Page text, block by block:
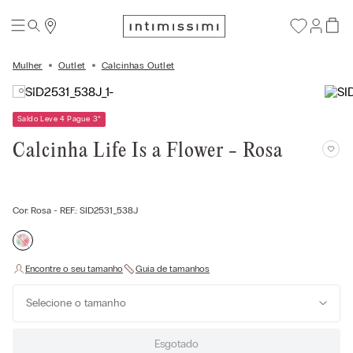
Mulher Outlet Calcinhas Outlet
Saldo Leve 4 Pague 3*
Calcinha Life Is a Flower - Rosa
Cor: Rosa - REF.: SID2531_538J
Selecione o tamanho
Esgotado